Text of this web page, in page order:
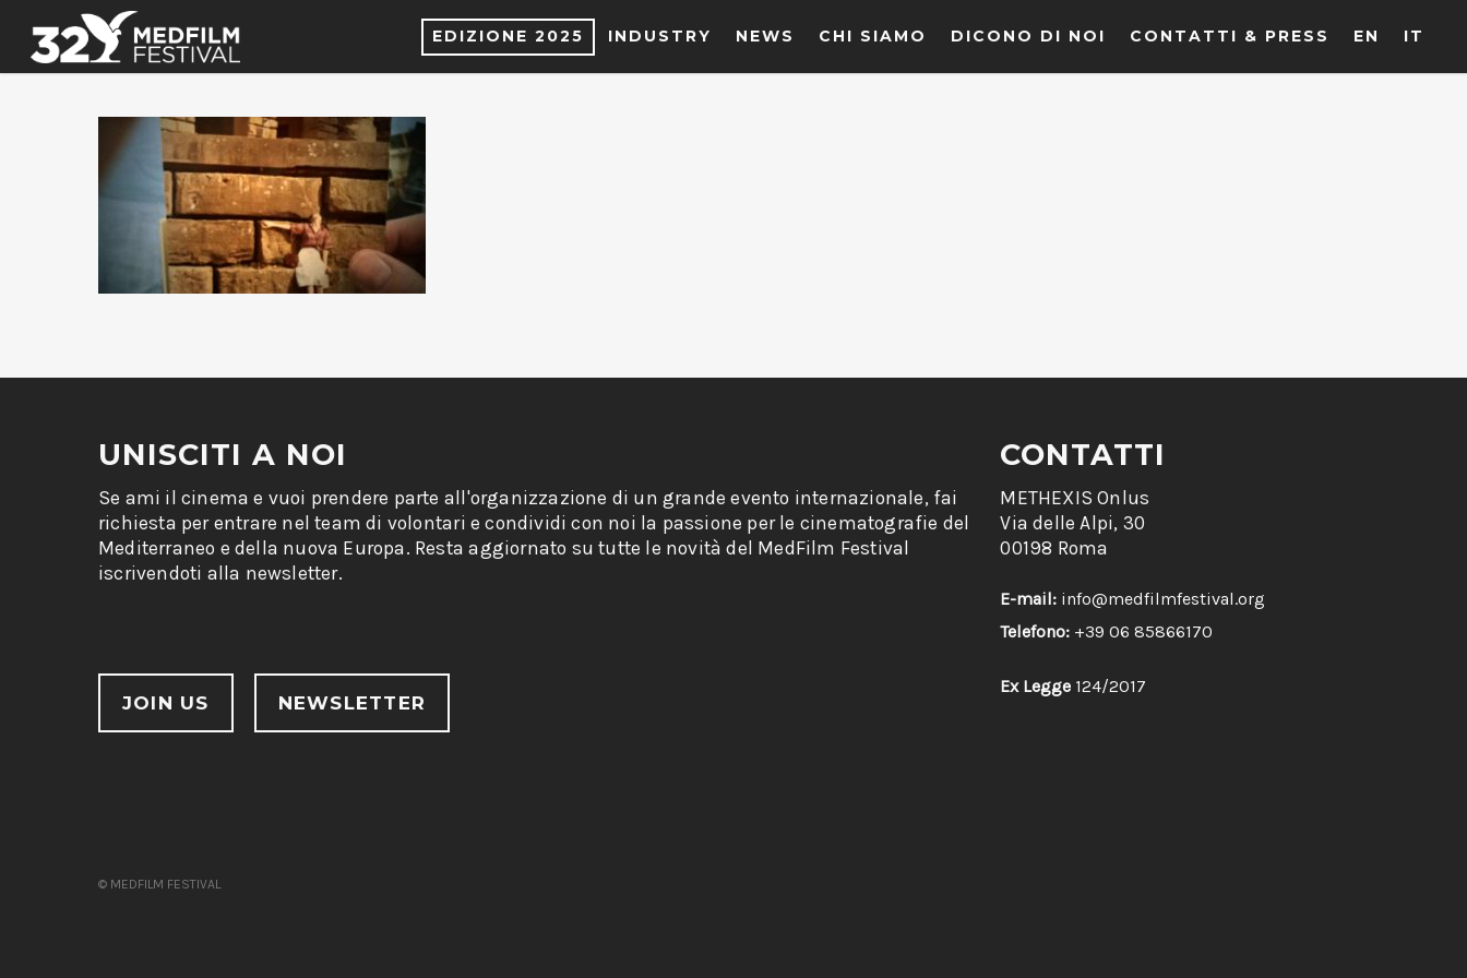
EDIZIONE 2025 INDUSTRY NEWS CHI SIAMO DICONO DI NOI CONTATTI & PRESS EN IT
UNISCITI A NOI
Se ami il cinema e vuoi prendere parte all'organizzazione di un grande evento internazionale, fai
richiesta per entrare nel team di volontari e condividi con noi la passione per le cinematografie del
Mediterraneo e della nuova Europa. Resta aggiornato su tutte le novità del MedFilm Festival
iscrivendoti alla newsletter.
JOIN US NEWSLETTER
CONTATTI
METHEXIS Onlus
Via delle Alpi, 30
00198 Roma
E-mail: info@medfilmfestival.org
Telefono: +39 06 85866170
Ex Legge 124/2017
© MEDFILM FESTIVAL